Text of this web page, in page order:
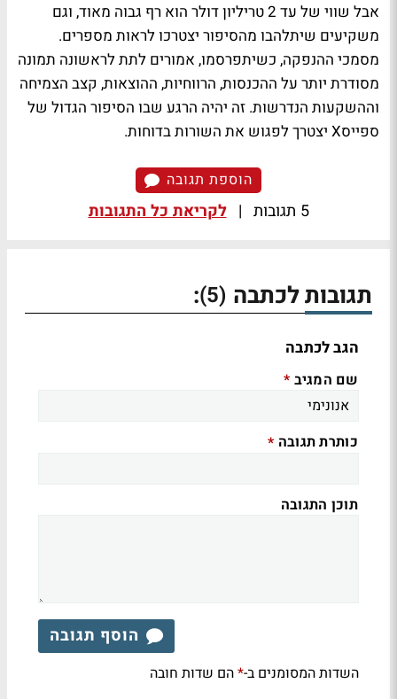
אבל שווי של עד 2 טריליון דולר הוא רף גבוה מאוד, וגם
משקיעים שיתלהבו מהסיפור יצטרכו לראות מספרים.
מסמכי ההנפקה, כשיתפרסמו, אמורים לתת לראשונה תמונה
מסודרת יותר על ההכנסות, הרווחיות, ההוצאות, קצב הצמיחה
וההשקעות הנדרשות. זה יהיה הרגע שבו הסיפור הגדול של
ספייסX יצטרך לפגוש את השורות בדוחות.
הוספת תגובה
5 תגובות | לקריאת כל התגובות
תגובות לכתבה (5)
:
הגב לכתבה
שם המגיב *
כותרת תגובה *
תוכן התגובה
הוסף תגובה
השדות המסומנים ב-*הם שדות חובה